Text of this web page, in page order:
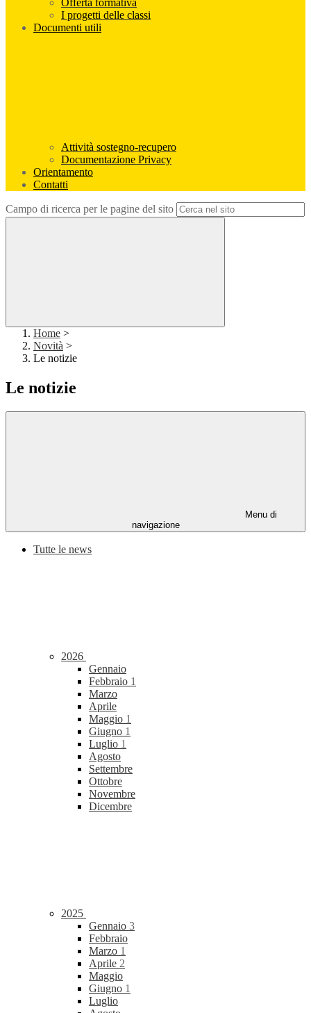
Offerta formativa
I progetti delle classi
Documenti utili
Attività sostegno-recupero
Documentazione Privacy
Orientamento
Contatti
Campo di ricerca per le pagine del sito
Home >
Novità >
Le notizie
Le notizie
Menu di
navigazione
Tutte le news
2026
Gennaio
Febbraio 1
Marzo
Aprile
Maggio 1
Giugno 1
Luglio 1
Agosto
Settembre
Ottobre
Novembre
Dicembre
2025
Gennaio 3
Febbraio
Marzo 1
Aprile 2
Maggio
Giugno 1
Luglio